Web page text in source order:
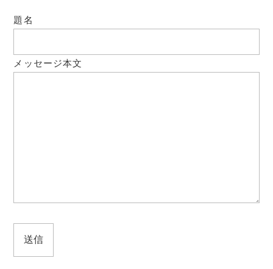
題名
メッセージ本文